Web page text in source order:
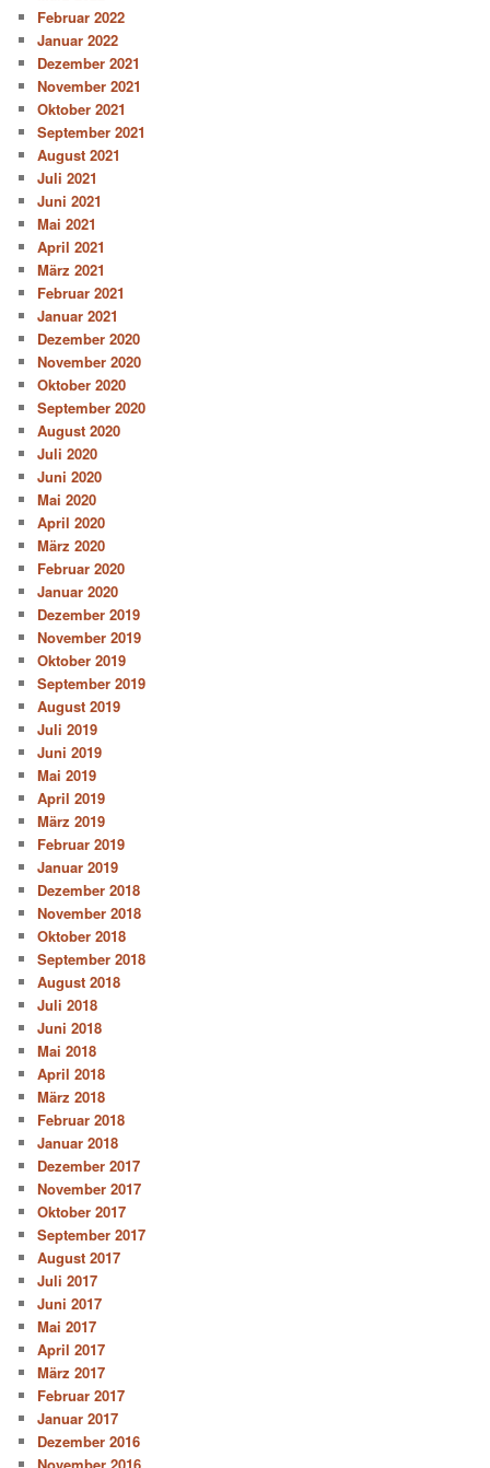
Februar 2022
Januar 2022
Dezember 2021
November 2021
Oktober 2021
September 2021
August 2021
Juli 2021
Juni 2021
Mai 2021
April 2021
März 2021
Februar 2021
Januar 2021
Dezember 2020
November 2020
Oktober 2020
September 2020
August 2020
Juli 2020
Juni 2020
Mai 2020
April 2020
März 2020
Februar 2020
Januar 2020
Dezember 2019
November 2019
Oktober 2019
September 2019
August 2019
Juli 2019
Juni 2019
Mai 2019
April 2019
März 2019
Februar 2019
Januar 2019
Dezember 2018
November 2018
Oktober 2018
September 2018
August 2018
Juli 2018
Juni 2018
Mai 2018
April 2018
März 2018
Februar 2018
Januar 2018
Dezember 2017
November 2017
Oktober 2017
September 2017
August 2017
Juli 2017
Juni 2017
Mai 2017
April 2017
März 2017
Februar 2017
Januar 2017
Dezember 2016
November 2016